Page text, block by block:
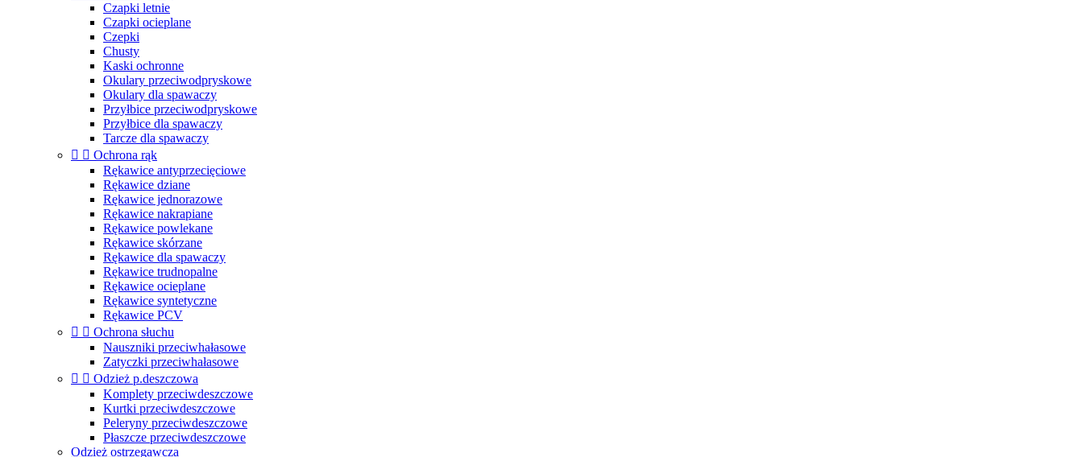
Czapki letnie
Czapki ocieplane
Czepki
Chusty
Kaski ochronne
Okulary przeciwodpryskowe
Okulary dla spawaczy
Przyłbice przeciwodpryskowe
Przyłbice dla spawaczy
Tarcze dla spawaczy
  Ochrona rąk
Rękawice antyprzecięciowe
Rękawice dziane
Rękawice jednorazowe
Rękawice nakrapiane
Rękawice powlekane
Rękawice skórzane
Rękawice dla spawaczy
Rękawice trudnopalne
Rękawice ocieplane
Rękawice syntetyczne
Rękawice PCV
  Ochrona słuchu
Nauszniki przeciwhałasowe
Zatyczki przeciwhałasowe
  Odzież p.deszczowa
Komplety przeciwdeszczowe
Kurtki przeciwdeszczowe
Peleryny przeciwdeszczowe
Płaszcze przeciwdeszczowe
Odzież ostrzegawcza